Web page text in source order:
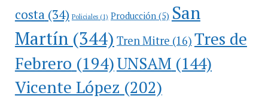
costa(34) Policiales(1) Producción(5) San
Martín(344) Tren Mitre (16) Tres de
Febrero (194)UNSAM (144)
Vicente López (202)